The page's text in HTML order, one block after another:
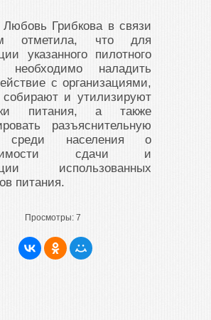
Любовь Грибкова в связи
отметила, что для
указанного пилотного
необходимо наладить
с организациями,
собирают и утилизируют
питания, а также
разъяснительную
среди населения о
сдачи и
использованных
питания.
Просмотры: 7